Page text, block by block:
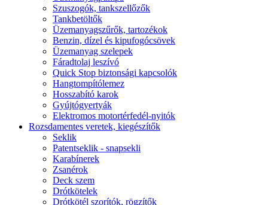
Szuszogók, tankszellőzők
Tankbetöltők
Üzemanyagszűrők, tartozékok
Benzin, dízel és kipufogócsövek
Üzemanyag szelepek
Fáradtolaj leszívó
Quick Stop biztonsági kapcsolók
Hangtompítólemez
Hosszabító karok
Gyújtógyertyák
Elektromos motortérfedél-nyitók
Rozsdamentes veretek, kiegészítők
Seklik
Patentseklik - snapsekli
Karabínerek
Zsanérok
Deck szem
Drótkötelek
Drótkötél szorítók, rögzítők